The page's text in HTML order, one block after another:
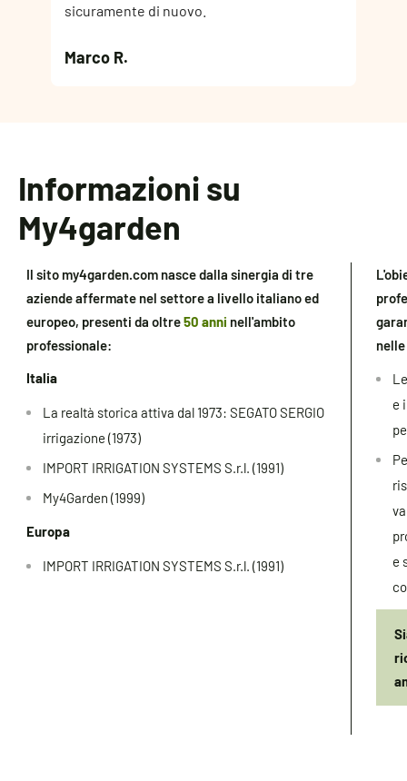
sicuramente di nuovo.
Marco R.
Informazioni su
My4garden
Il sito my4garden.com nasce dalla sinergia di tre
aziende affermate nel settore a livello italiano ed
europeo, presenti da oltre50 anni nell'ambito
professionale:
Italia
La realtà storica attiva dal 1973: SEGATO SERGIO
irrigazione (1973)
IMPORT IRRIGATION SYSTEMS S.r.l. (1991)
My4Garden (1999)
Europa
IMPORT IRRIGATION SYSTEMS S.r.l. (1991)
e
e